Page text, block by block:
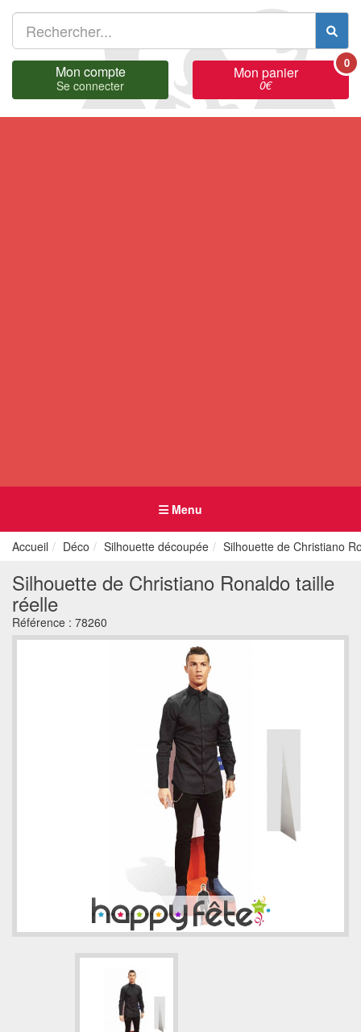
Mon compte
Se connecter
Mon panier
0€
0
Menu
Accueil Déco Silhouette découpée Silhouette de Christiano
Silhouette de Christiano Ronaldo taille
réelle
Référence : 78260